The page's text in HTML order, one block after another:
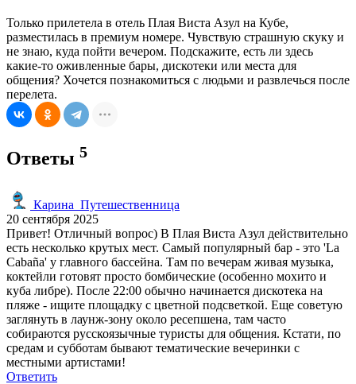
Только прилетела в отель Плая Виста Азул на Кубе,
разместилась в премиум номере. Чувствую страшную скуку и
не знаю, куда пойти вечером. Подскажите, есть ли здесь
какие-то оживленные бары, дискотеки или места для
общения? Хочется познакомиться с людьми и развлечься после
перелета.
Ответы 5
Карина_Путешественница
20 сентября 2025
Привет! Отличный вопрос) В Плая Виста Азул действительно
есть несколько крутых мест. Самый популярный бар - это 'La
Cabaña' у главного бассейна. Там по вечерам живая музыка,
коктейли готовят просто бомбические (особенно мохито и
куба либре). После 22:00 обычно начинается дискотека на
пляже - ищите площадку с цветной подсветкой. Еще советую
заглянуть в лаунж-зону около ресепшена, там часто
собираются русскоязычные туристы для общения. Кстати, по
средам и субботам бывают тематические вечеринки с
местными артистами!
Ответить